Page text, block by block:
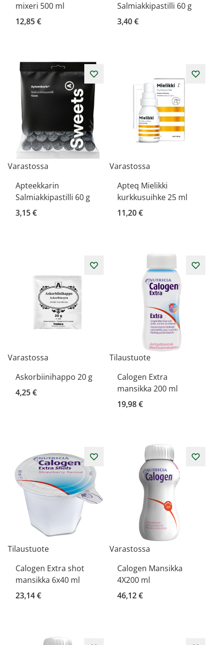
mixeri 500 ml
12,85 €
Salmiakkipastilli 60 g
3,40 €
Varastossa
Apteekkarin
Salmiakkipastilli 60 g
3,15 €
Varastossa
Apteq Mielikki
kurkkusuihke 25 ml
11,20 €
Varastossa
Askorbiinihappo 20 g
4,25 €
Tilaustuote
Calogen Extra
mansikka 200 ml
19,98 €
Tilaustuote
Calogen Extra shot
mansikka 6x40 ml
23,14 €
Varastossa
Calogen Mansikka
4X200 ml
46,12 €